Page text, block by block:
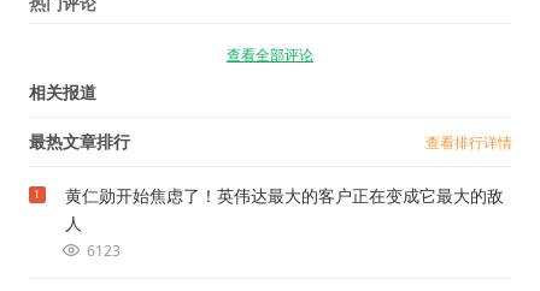
查看全部评论
相关报道
最热文章排行 查看排行详情
1
黄仁勋开始焦虑了！英伟达最大的客户正在变成它最大的敌
人
6123